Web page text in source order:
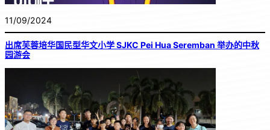
11/09/2024
出席芙蓉培华国民型华文小学 SJKC Pei Hua Seremban 举办的中秋
园游会